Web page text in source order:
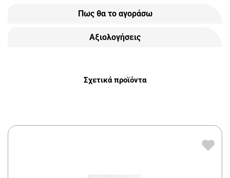
Πως θα το αγοράσω
Αξιολογήσεις
Σχετικά προϊόντα